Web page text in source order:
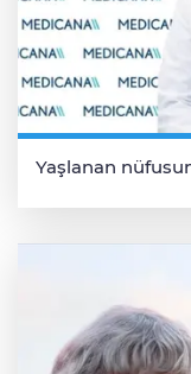
Yaşlanan